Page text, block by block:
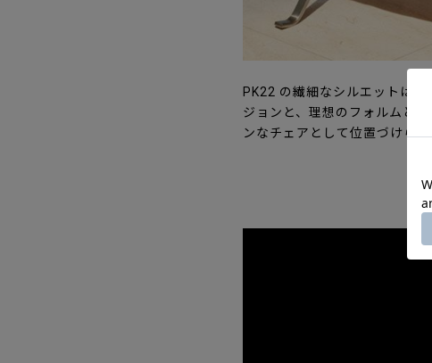
PK22 の繊細なシルエットは、
ジョンと、理想のフォルムと
ンなチェアとして位置づけられ